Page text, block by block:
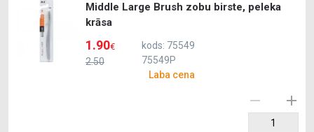
Middle Large Brush zobu birste, peleka
krāsa
2.50
1.90€
kods: 75549
75549P
Laba cena